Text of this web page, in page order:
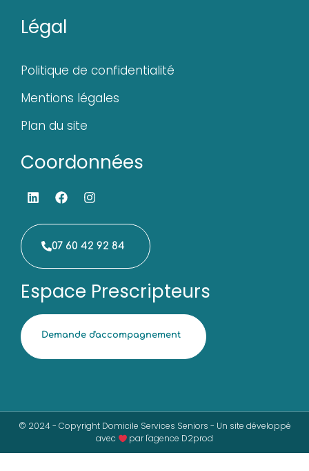
Légal
Politique de confidentialité
Mentions légales
Plan du site
Coordonnées
07 60 42 92 84
Espace Prescripteurs
Demande d'accompagnement
© 2024 - Copyright Domicile Services Seniors - Un site développé
avec
par l'agence D2prod